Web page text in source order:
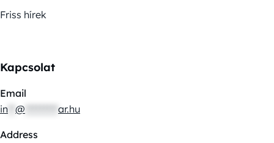
Friss hírek
Kapcsolat
Email
in @ ar.hu
Address